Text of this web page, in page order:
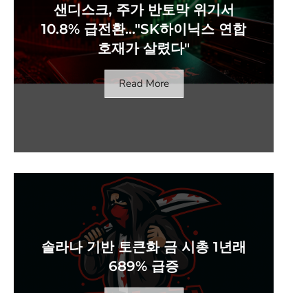
샌디스크, 주가 반토막 위기서
10.8% 급전환…"SK하이닉스 연합
호재가 살렸다"
Read More
솔라나 기반 토큰화 금 시총 1년래
689% 급증